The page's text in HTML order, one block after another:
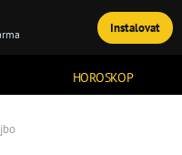
HOROSKOP
TÉMATA
Instalovat